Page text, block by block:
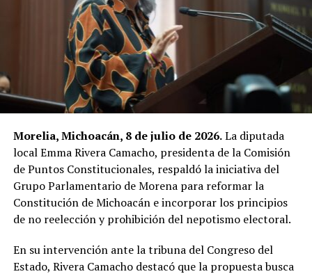
Morelia, Michoacán, 8 de julio de 2026.La diputada
local Emma Rivera Camacho, presidenta de la Comisión
de Puntos Constitucionales, respaldó la iniciativa del
Grupo Parlamentario de Morena para reformar la
Constitución de Michoacán e incorporar los principios
de no reelección y prohibición del nepotismo electoral.
En su intervención ante la tribuna del Congreso del
Estado, Rivera Camacho destacó que la propuesta busca